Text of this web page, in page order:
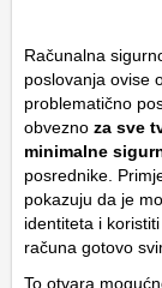
Računalna
poslovanja ovise
problematično
obvezno za sve
minimalne
posrednike.
pokazuju da je
identiteta i
računa gotovo
To otvara